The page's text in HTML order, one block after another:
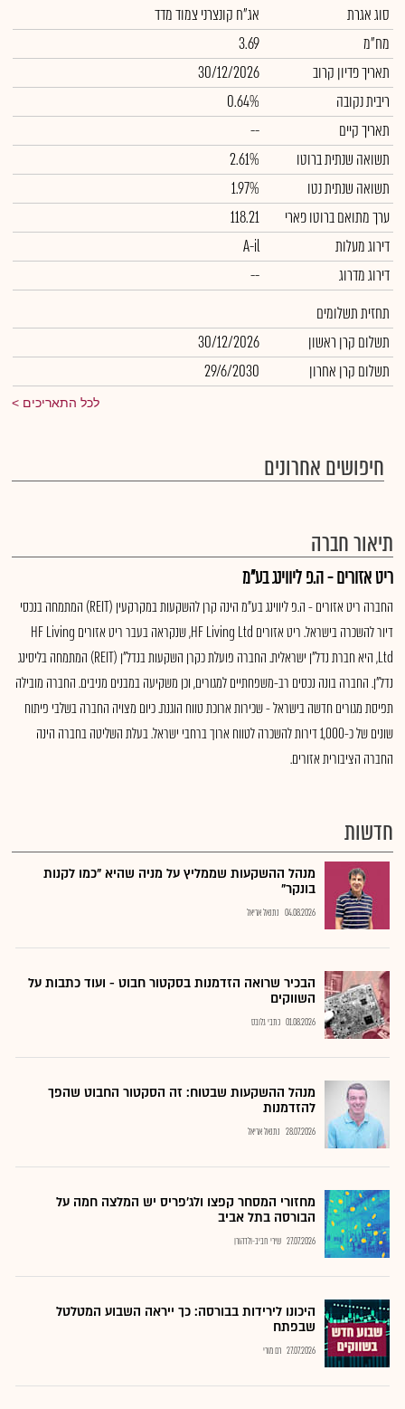
סוג אגרת
אג"ח קונצרני צמוד מדד
מח"מ
3.69
תאריך פדיון קרוב
30/12/2026
ריבית נקובה
0.64%
תאריך קיים
--
תשואה שנתית ברוטו
2.61%
תשואה שנתית נטו
1.97%
ערך מתואם ברוטו פארי
118.21
דירוג מעלות
A-il
דירוג מדרוג
--
תחזית תשלומים
תשלום קרן ראשון
30/12/2026
תשלום קרן אחרון
29/6/2030
לכל התאריכים
חיפושים אחרונים
תיאור חברה
ריט אזורים - ה.פ ליווינג בע"מ
החברה ריט אזורים - ה.פ ליווינג בע"מ הינה קרן להשקעות במקרקעין (REIT) המתמחה בנכסי
דיור להשכרה בישראל. ריט אזורים HF Living Ltd, שנקראה בעבר ריט אזורים HF Living
Ltd, היא חברת נדל"ן ישראלית. החברה פועלת כקרן השקעות בנדל"ן (REIT) המתמחה בליסינג
נדל"ן. החברה בונה נכסים רב-משפחתיים למגורים, וכן משקיעה במבנים מניבים. החברה מובילה
תפיסת מגורים חדשה בישראל - שכירות ארוכת טווח הוגנת. כיום מצויה החברה בשלבי פיתוח
שונים של כ-1,000 דירות להשכרה לטווח ארוך ברחבי ישראל. בעלת השליטה בחברה הינה
החברה הציבורית אזורים.
חדשות
מנהל ההשקעות שממליץ על מניה שהיא "כמו לקנות
בונקר"
04.08.2026 נתנאל אריאל
הבכיר שרואה הזדמנות בסקטור חבוט - ועוד כתבות על
השווקים
01.08.2026 כתבי גלובס
מנהל ההשקעות שבטוח: זה הסקטור החבוט שהפך
להזדמנות
28.07.2026 נתנאל אריאל
מחזורי המסחר קפצו ולג'פריס יש המלצה חמה על
הבורסה בתל אביב
27.07.2026 שירי חביב-ולדהורן
היכונו לירידות בבורסה: כך ייראה השבוע המטלטל
שבפתח
27.07.2026 רם מורי